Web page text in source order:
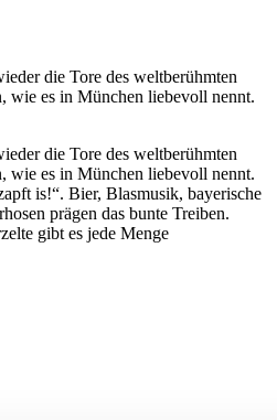
die Tore des weltberühmten
wie es in München liebevoll nennt.
die Tore des weltberühmten
wie es in München liebevoll nennt.
is!“. Bier, Blasmusik, bayerische
prägen das bunte Treiben.
gibt es jede Menge